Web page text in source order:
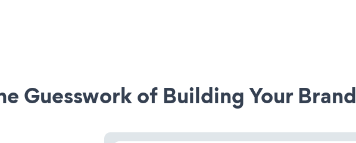
Guesswork of Building Your Brand